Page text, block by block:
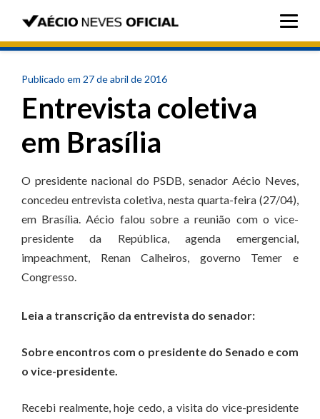
Publicado em 27 de abril de 2016
Entrevista coletiva
em Brasília
O presidente nacional do PSDB, senador Aécio Neves,
concedeu entrevista coletiva, nesta quarta-feira (27/04),
em Brasília. Aécio falou sobre a reunião com o vice-
presidente da República, agenda emergencial,
impeachment, Renan Calheiros, governo Temer e
Congresso.
Leia a transcrição da entrevista do senador:
Sobre encontros com o presidente do Senado e com
o vice-presidente.
Recebi realmente, hoje cedo, a visita do vice-presidente